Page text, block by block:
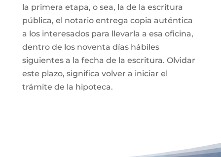
la primera etapa, o sea, la de la escritura
pública, el notario entrega copia auténtica
a los interesados para llevarla a esa oficina,
dentro de los noventa días hábiles
siguientes a la fecha de la escritura. Olvidar
este plazo, significa volver a iniciar el
trámite de la hipoteca.